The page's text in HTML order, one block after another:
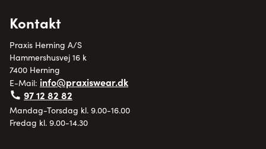
Kontakt
Praxis Herning A/S
Hammershusvej 16 k
7400 Herning
E-Mail: info@praxiswear.dk
97 12 82 82
Mandag-Torsdag kl. 9.00-16.00
Fredag kl. 9.00-14.30